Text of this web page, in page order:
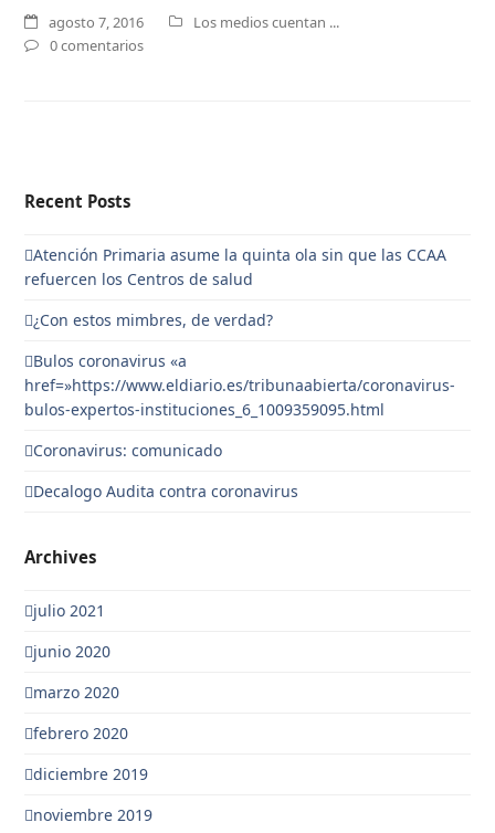
agosto 7, 2016
Los medios cuentan ...
0 comentarios
Recent Posts
Atención Primaria asume la quinta ola sin que las CCAA
refuercen los Centros de salud
¿Con estos mimbres, de verdad?
Bulos coronavirus «a
href=»https://www.eldiario.es/tribunaabierta/coronavirus-
bulos-expertos-instituciones_6_1009359095.html
Coronavirus: comunicado
Decalogo Audita contra coronavirus
Archives
julio 2021
junio 2020
marzo 2020
febrero 2020
diciembre 2019
noviembre 2019